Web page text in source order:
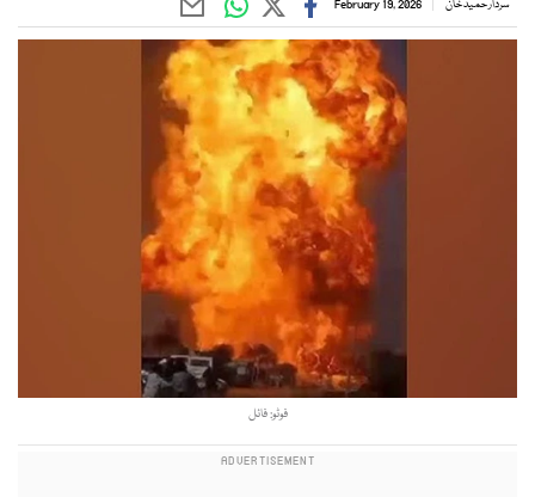
سردار حمید خان February 19, 2026
فوٹو: فائل